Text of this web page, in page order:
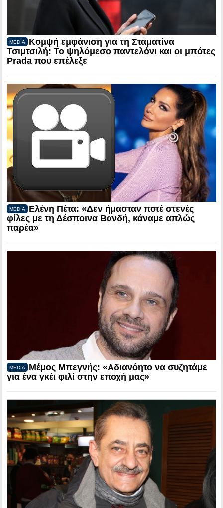
MEDIA
Κομψή εμφάνιση για τη Σταματίνα
Τσιμτσιλή: Το ψηλόμεσο παντελόνι και οι μπότες
Prada που επέλεξε
MEDIA
Ελένη Πέτα: «Δεν ήμασταν ποτέ στενές
φίλες με τη Δέσποινα Βανδή, κάναμε απλώς
παρέα»
MEDIA
Μέμος Μπεγνής: «Αδιανόητο να συζητάμε
για ένα γκέι φιλί στην εποχή μας»